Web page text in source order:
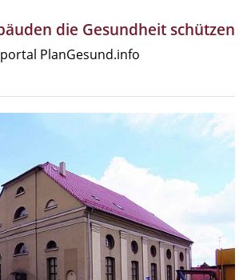
die Gesundheit schützen
PlanGesund.info